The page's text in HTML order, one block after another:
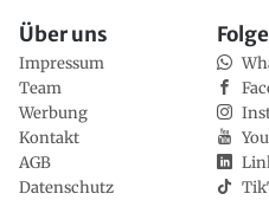
Über uns
Impressum
Team
Werbung
Kontakt
AGB
Datenschutz